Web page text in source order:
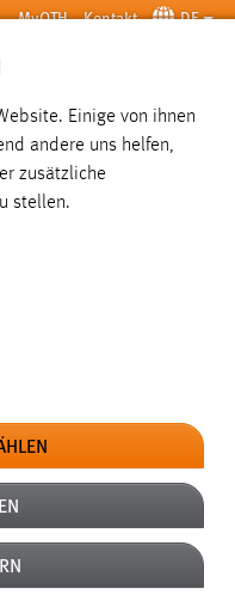
MyOTH Kontakt DE
SUCHE
Einige von ihnen
andere uns helfen,
zusätzliche
stellen.